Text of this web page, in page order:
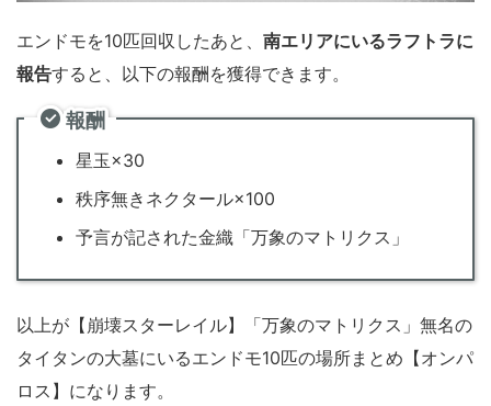
エンドモを10匹回収したあと、 南エリアにいるラフトラに
報告すると、以下の報酬を獲得できます。
報酬
星玉×30
秩序無きネクタール×100
予言が記された金織「万象のマトリクス」
以上が【崩壊スターレイル】「万象のマトリクス」無名の
タイタンの大墓にいるエンドモ10匹の場所まとめ【オンパ
ロス】になります。